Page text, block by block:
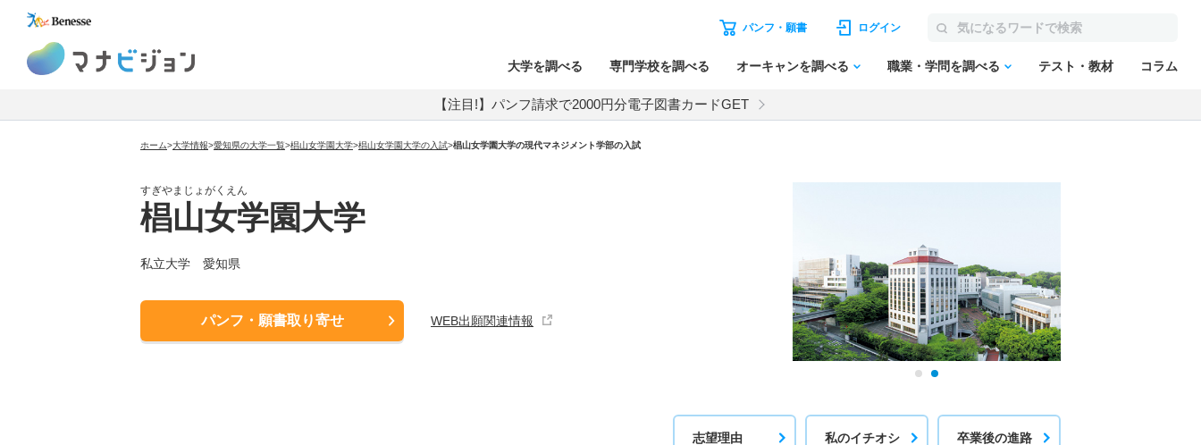
パンフ・願書 ログイン
大学を調べる 専門学校を調べる オーキャンを調べる 職業・学問を調べる テスト・教材 コラム
【注目!】パンフ請求で2000円分電子図書カードGET
ホーム>大学情報>愛知県の大学一覧>椙山女学園大学>椙山女学園大学の入試>椙山女学園大学の現代マネジメント学部の入試
すぎやまじょがくえん
椙山女学園大学
私立大学 愛知県
パンフ・願書取り寄せ WEB出願関連情報
志望理由 私のイチオシ 卒業後の進路